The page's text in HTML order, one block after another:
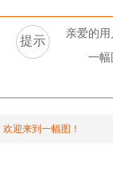
提示
亲爱的用
一幅
欢迎来到一幅图！